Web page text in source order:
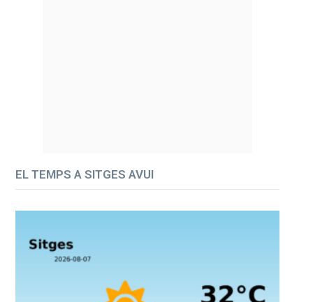
EL TEMPS A SITGES AVUI